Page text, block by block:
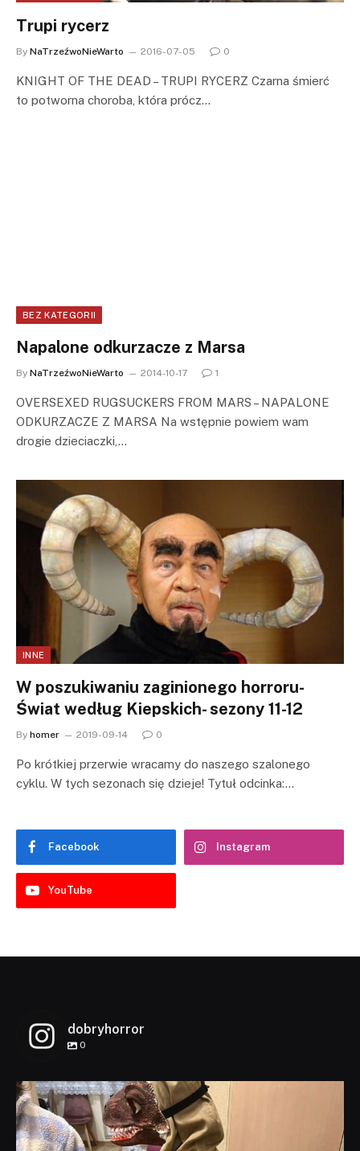
Trupi rycerz
By NaTrzeźwoNieWarto 2016-07-05 0
KNIGHT OF THE DEAD – TRUPI RYCERZ Czarna śmierć
to potworna choroba, która prócz…
BEZ KATEGORII
Napalone odkurzacze z Marsa
By NaTrzeźwoNieWarto 2014-10-17 1
OVERSEXED RUGSUCKERS FROM MARS – NAPALONE
ODKURZACZE Z MARSA Na wstępnie powiem wam
drogie dzieciaczki,…
INNE
W poszukiwaniu zaginionego horroru-
Świat według Kiepskich- sezony 11-12
By homer 2019-09-14 0
Po krótkiej przerwie wracamy do naszego szalonego
cyklu. W tych sezonach się dzieje! Tytuł odcinka:…
Facebook Instagram
YouTube
dobryhorror
0
dobryhorror
Lis 1